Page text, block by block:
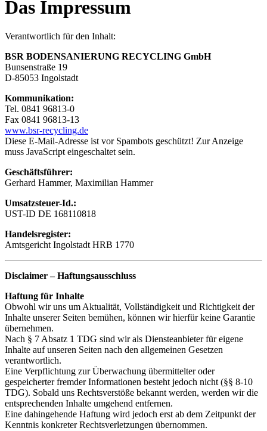
Das Impressum
Verantwortlich für den Inhalt:
BSR BODENSANIERUNG RECYCLING GmbH
Bunsenstraße 19
D-85053 Ingolstadt
Kommunikation:
Tel. 0841 96813-0
Fax 0841 96813-13
www.bsr-recycling.de
Diese E-Mail-Adresse ist vor Spambots geschützt! Zur Anzeige
muss JavaScript eingeschaltet sein.
Geschäftsführer:
Gerhard Hammer, Maximilian Hammer
Umsatzsteuer-Id.:
UST-ID DE 168110818
Handelsregister:
Amtsgericht Ingolstadt HRB 1770
Disclaimer – Haftungsausschluss
Haftung für Inhalte
Obwohl wir uns um Aktualität, Vollständigkeit und Richtigkeit der
Inhalte unserer Seiten bemühen, können wir hierfür keine Garantie
übernehmen.
Nach § 7 Absatz 1 TDG sind wir als Diensteanbieter für eigene
Inhalte auf unseren Seiten nach den allgemeinen Gesetzen
verantwortlich.
Eine Verpflichtung zur Überwachung übermittelter oder
gespeicherter fremder Informationen besteht jedoch nicht (§§ 8-10
TDG). Sobald uns Rechtsverstöße bekannt werden, werden wir die
entsprechenden Inhalte umgehend entfernen.
Eine dahingehende Haftung wird jedoch erst ab dem Zeitpunkt der
Kenntnis konkreter Rechtsverletzungen übernommen.